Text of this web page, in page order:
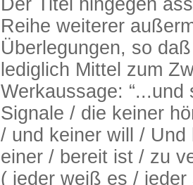
Der Titel hingegen
Reihe weiterer
Überlegungen, so
lediglich Mittel zum
Werkaussage:
Signale / die keiner
/ und keiner will /
einer / bereit ist / zu
( jeder weiß es /